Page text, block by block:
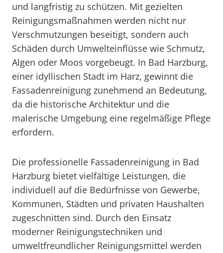
und langfristig zu schützen. Mit gezielten
Reinigungsmaßnahmen werden nicht nur
Verschmutzungen beseitigt, sondern auch
Schäden durch Umwelteinflüsse wie Schmutz,
Algen oder Moos vorgebeugt. In Bad Harzburg,
einer idyllischen Stadt im Harz, gewinnt die
Fassadenreinigung zunehmend an Bedeutung,
da die historische Architektur und die
malerische Umgebung eine regelmäßige Pflege
erfordern.
Die professionelle Fassadenreinigung in Bad
Harzburg bietet vielfältige Leistungen, die
individuell auf die Bedürfnisse von Gewerbe,
Kommunen, Städten und privaten Haushalten
zugeschnitten sind. Durch den Einsatz
moderner Reinigungstechniken und
umweltfreundlicher Reinigungsmittel werden